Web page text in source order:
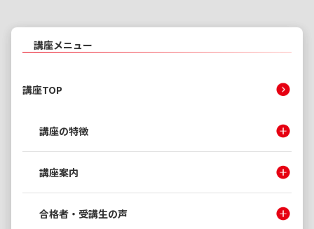
講座メニュー
講座TOP
講座の特徴
講座案内
合格者・受講生の声